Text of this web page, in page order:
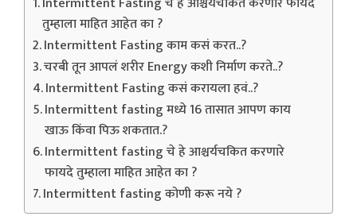
तुम्हाला माहित आहेत का ?
Intermittent Fasting काम कसं करत..?
चरबी तून आपलं शरीर Energy कशी निर्माण करते..?
Intermittent Fasting कसं करायला हवं..?
Intermittent fasting मध्ये 16 तासात आपण काय
खाऊ किंवा पिऊ शकतात.?
Intermittent fasting चे हे आश्चर्यचकित करणारे
फायदे तुम्हाला माहित आहेत का ?
Intermittent fasting कोणी करू नये ?